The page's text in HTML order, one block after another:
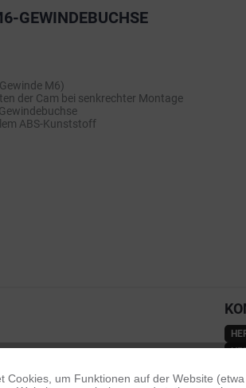
GEWINDEBUCHSE
M6)
der Cam bei senkrechter Montage
ABS-Kunststoff
Cookies, um Funktionen auf der Website